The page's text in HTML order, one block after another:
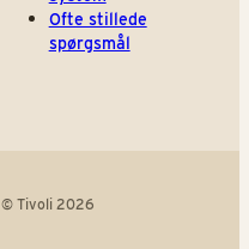
Ofte stillede
spørgsmål
© Tivoli 2026